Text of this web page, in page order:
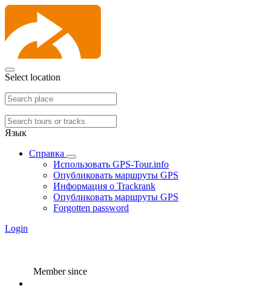
Select location
Язык
Справка
Использовать GPS-Tour.info
Опубликовать маршруты GPS
Информация о Trackrank
Опубликовать маршруты GPS
Forgotten password
Login
Member since